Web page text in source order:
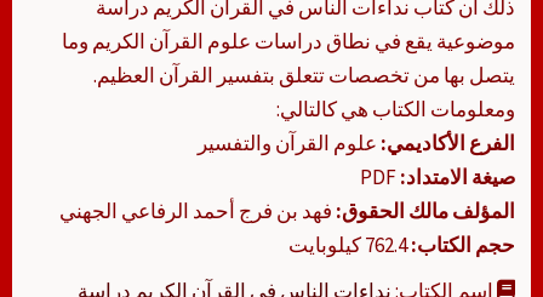
ذلك أن كتاب نداءات الناس في القرآن الكريم دراسة
موضوعية يقع في نطاق دراسات علوم القرآن الكريم وما
يتصل بها من تخصصات تتعلق بتفسير القرآن العظيم.
ومعلومات الكتاب هي كالتالي:
الفرع الأكاديمي: علوم القرآن والتفسير
صيغة الامتداد:
المؤلف مالك الحقوق: فهد بن فرج أحمد الرفاعي الجهني
حجم الكتاب:762.4 كيلوبايت
اسم الكتاب:نداءات الناس في القرآن الكريم دراسة